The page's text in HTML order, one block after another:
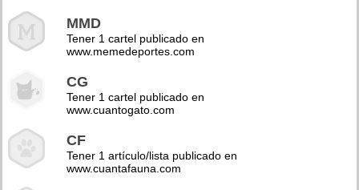
MMD
Tener 1 cartel publicado en
www.memedeportes.com
CG
Tener 1 cartel publicado en
www.cuantogato.com
CF
Tener 1 artículo/lista publicado en
www.cuantafauna.com